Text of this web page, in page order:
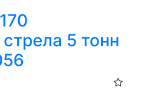
5 тонн